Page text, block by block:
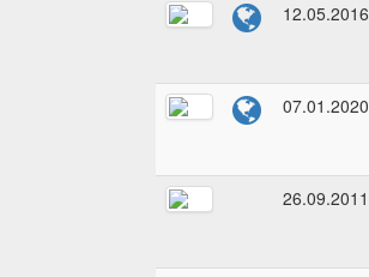
12.05.2016
07.01.2020
26.09.2011